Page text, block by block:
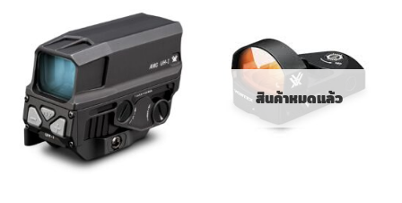
may
be
chosen
on
สินค้าหมดแล้ว